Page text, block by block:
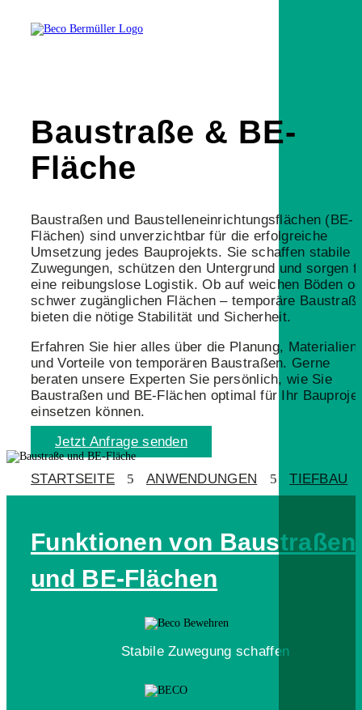
Baustraße & BE-
Fläche
Baustraßen und Baustelleneinrichtungsflächen (BE-
Flächen) sind unverzichtbar für die erfolgreiche
Umsetzung jedes Bauprojekts. Sie schaffen stabile
Zuwegungen, schützen den Untergrund und sorgen
eine reibungslose Logistik. Ob auf weichen Böden
schwer zugänglichen Flächen – temporäre
bieten die nötige Stabilität und Sicherheit.
Erfahren Sie hier alles über die Planung, Materialien
und Vorteile von temporären Baustraßen. Gerne
beraten unsere Experten Sie persönlich, wie Sie
Baustraßen und BE-Flächen optimal für Ihr
einsetzen können.
Jetzt Anfrage senden
STARTSEITE 5 ANWENDUNGEN 5 TIEFBAU
Funktionen von Baustraßen
und BE-Flächen
Stabile Zuwegung schaffen